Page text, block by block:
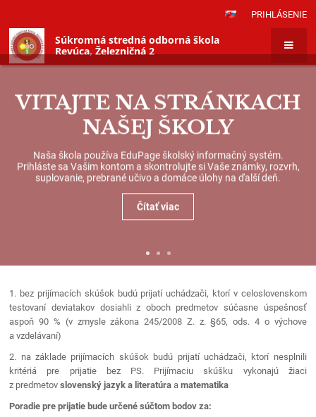
PRIHLÁSENIE
Súkromná stredná odborná škola
Revúca, Železničná 2
VITAJTE NA STRÁNKACH
NAŠEJ ŠKOLY
Naša škola používa EduPage školský informačný systém.
Prihláste sa Vašim kontom a skontrolujte si Vaše známky, rozvrh,
suplovanie, prebrané učivo a domáce úlohy na ďalší deň.
Čítať viac
Študijný&nbsp;odbor
|
Súkromná
stredná
odborná
škola
Revúca
Študijný
odbor
1. bez prijímacích skúšok budú prijatí uchádzači, ktorí v celoslovenskom
testovaní deviatakov dosiahli z oboch predmetov súčasne úspešnosť
aspoň 90 % (v zmysle zákona 245/2008 Z. z. §65, ods. 4 o výchove
a vzdelávaní)
2. na základe prijímacích skúšok budú prijatí uchádzači, ktorí nesplnili
kritériá pre prijatie bez PS. Prijímaciu skúšku vykonajú žiaci
z predmetovslovenský jazyk a literatúra amatematika
Poradie pre prijatie bude určené súčtom bodov za: